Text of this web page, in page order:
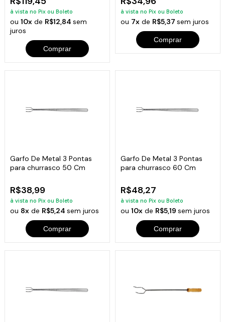
à vista no Pix ou Boleto
ou10x de R$12,84sem
juros
Comprar
à vista no Pix ou Boleto
ou 7xde R$5,37 sem juros
Comprar
Garfo De Metal 3 Pontas
para churrasco 50 Cm
R$38,99
à vista no Pix ou Boleto
ou 8x de R$5,24sem juros
Comprar
Garfo De Metal 3 Pontas
para churrasco 60 Cm
R$48,27
à vista no Pix ou Boleto
ou 10xde R$5,19 sem juros
Comprar